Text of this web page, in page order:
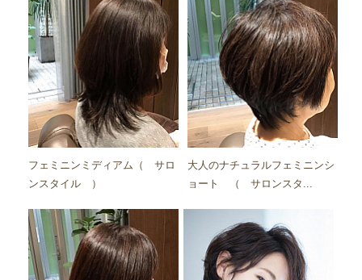
フェミニンミディアム（ サロ
ンスタイル ）
大人のナチュラルフェミニンシ
ョート （ サロンスタ...